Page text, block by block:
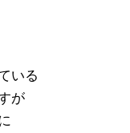
いる
が